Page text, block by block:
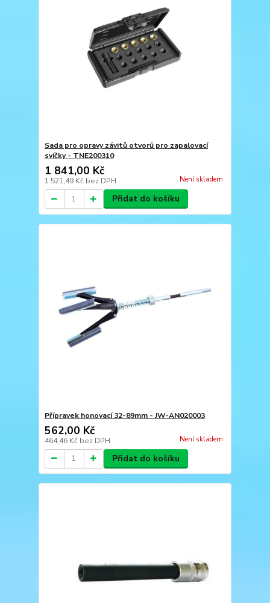
Sada pro opravy závitů otvorů pro zapalovací
svíčky - TNE200310
1 841,00 Kč
1 521,49 Kč bez DPH Není skladem
Přidat do košíku
Přípravek honovací 32-89mm - JW-AN020003
562,00 Kč
464,46 Kč bez DPH Není skladem
Přidat do košíku